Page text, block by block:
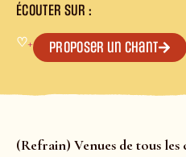
ÉCOUTER SUR :
♡+ Proposer un chant
(Refrain) Venues de tous les